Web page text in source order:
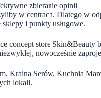
zbieranie opinii
w centrach. Dlatego w
i punkty usługowe.
concept store Skin&Beauty
nowocześnie
Kraina Serów, Kuchnia
lokali.